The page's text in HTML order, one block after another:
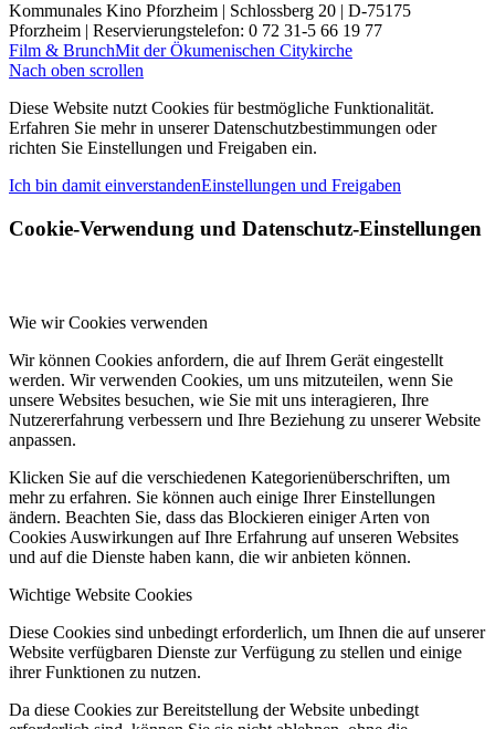
Kommunales Kino Pforzheim | Schlossberg 20 | D-75175
Pforzheim | Reservierungstelefon: 0 72 31-5 66 19 77
Film & BrunchMit der Ökumenischen Citykirche
Nach oben scrollen
Diese Website nutzt Cookies für bestmögliche Funktionalität.
Erfahren Sie mehr in unserer Datenschutzbestimmungen oder
richten Sie Einstellungen und Freigaben ein.
Ich bin damit einverstandenEinstellungen und Freigaben
Cookie-Verwendung und Datenschutz-Einstellungen
Wie wir Cookies verwenden
Wir können Cookies anfordern, die auf Ihrem Gerät eingestellt
werden. Wir verwenden Cookies, um uns mitzuteilen, wenn Sie
unsere Websites besuchen, wie Sie mit uns interagieren, Ihre
Nutzererfahrung verbessern und Ihre Beziehung zu unserer Website
anpassen.
Klicken Sie auf die verschiedenen Kategorienüberschriften, um
mehr zu erfahren. Sie können auch einige Ihrer Einstellungen
ändern. Beachten Sie, dass das Blockieren einiger Arten von
Cookies Auswirkungen auf Ihre Erfahrung auf unseren Websites
und auf die Dienste haben kann, die wir anbieten können.
Wichtige Website Cookies
Diese Cookies sind unbedingt erforderlich, um Ihnen die auf unserer
Website verfügbaren Dienste zur Verfügung zu stellen und einige
ihrer Funktionen zu nutzen.
Da diese Cookies zur Bereitstellung der Website unbedingt